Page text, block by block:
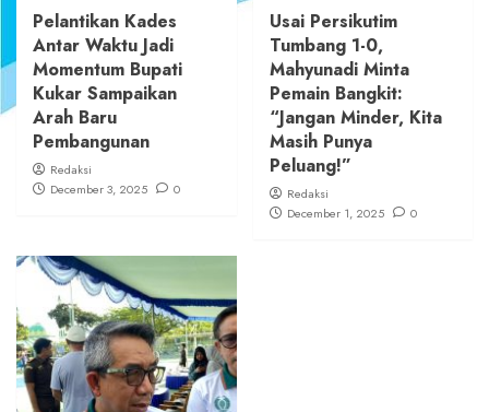
Pelantikan Kades
Antar Waktu Jadi
Momentum Bupati
Kukar Sampaikan
Arah Baru
Pembangunan
Redaksi
December 3, 2025
0
Usai Persikutim
Tumbang 1-0,
Mahyunadi Minta
Pemain Bangkit:
“Jangan Minder, Kita
Masih Punya
Peluang!”
Redaksi
December 1, 2025
0